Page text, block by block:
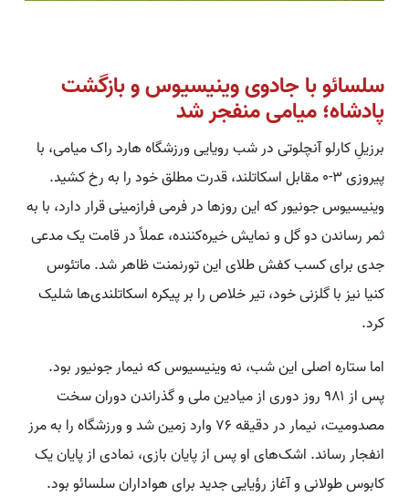
سلسائو با جادوی وینیسیوس و بازگشت
پادشاه؛ میامی منفجر شد
برزیلِ کارلو آنچلوتی در شب رویایی ورزشگاه هارد راک میامی، با
پیروزی ۳-۰ مقابل اسکاتلند، قدرت مطلق خود را به رخ کشید.
وینیسیوس جونیور که این روزها در فرمی فرازمینی قرار دارد، با به
ثمر رساندن دو گل و نمایش خیره‌کننده، عملاً در قامت یک مدعی
جدی برای کسب کفش طلای این تورنمنت ظاهر شد. ماتئوس
کنیا نیز با گلزنی خود، تیر خلاص را بر پیکره اسکاتلندی‌ها شلیک
کرد.
اما ستاره اصلی این شب، نه وینیسیوس که نیمار جونیور بود.
پس از ۹۸۱ روز دوری از میادین ملی و گذراندن دوران سخت
مصدومیت، نیمار در دقیقه ۷۶ وارد زمین شد و ورزشگاه را به مرز
انفجار رساند. اشک‌های او پس از پایان بازی، نمادی از پایان یک
کابوس طولانی و آغاز رؤیایی جدید برای هواداران سلسائو بود.